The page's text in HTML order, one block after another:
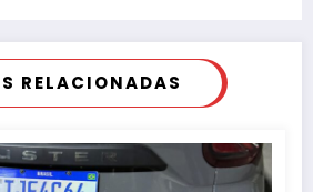
RELACIONADAS